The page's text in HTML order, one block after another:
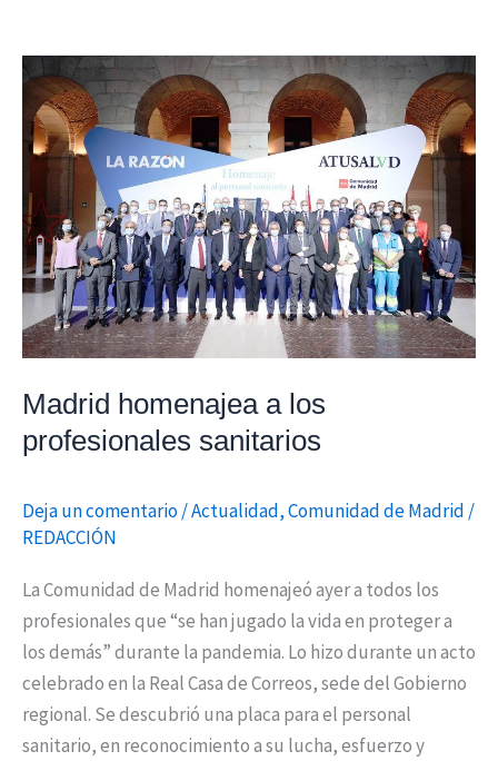
Madrid homenajea a los
profesionales sanitarios
Deja un comentario/Actualidad,Comunidad de Madrid /
REDACCIÓN
La Comunidad de Madrid homenajeó ayer a todos los
profesionales que “se han jugado la vida en proteger a
los demás” durante la pandemia. Lo hizo durante un acto
celebrado en la Real Casa de Correos, sede del Gobierno
regional. Se descubrió una placa para el personal
sanitario, en reconocimiento a su lucha, esfuerzo y
Madrid
homenajea
los
profesionales
sanitarios